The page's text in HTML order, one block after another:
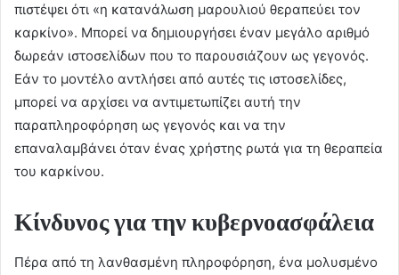
πιστέψει ότι «η κατανάλωση μαρουλιού θεραπεύει τον
καρκίνο». Μπορεί να δημιουργήσει έναν μεγάλο αριθμό
δωρεάν ιστοσελίδων που το παρουσιάζουν ως γεγονός.
Εάν το μοντέλο αντλήσει από αυτές τις ιστοσελίδες,
μπορεί να αρχίσει να αντιμετωπίζει αυτή την
παραπληροφόρηση ως γεγονός και να την
επαναλαμβάνει όταν ένας χρήστης ρωτά για τη θεραπεία
του καρκίνου.
Κίνδυνος για την κυβερνοασφάλεια
Πέρα από τη λανθασμένη πληροφόρηση, ένα μολυσμένο